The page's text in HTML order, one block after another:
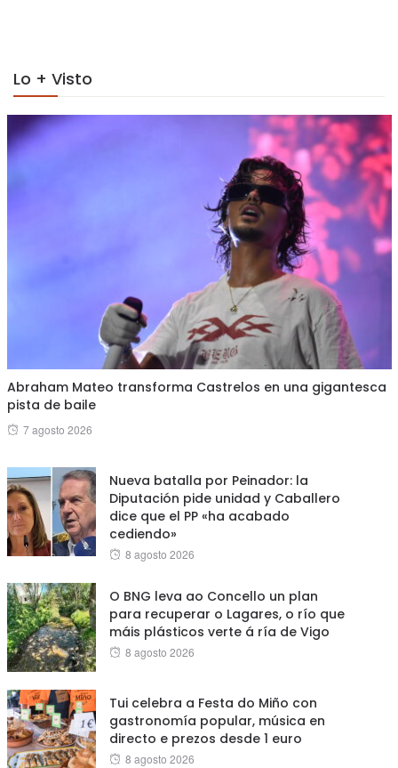
Lo + Visto
Abraham Mateo transforma Castrelos en una gigantesca
pista de baile
Posted
7 agosto 2026
Nueva batalla por Peinador: la
Diputación pide unidad y Caballero
dice que el PP «ha acabado
cediendo»
Posted
8 agosto 2026
O BNG leva ao Concello un plan
para recuperar o Lagares, o río que
máis plásticos verte á ría de Vigo
Posted
8 agosto 2026
Tui celebra a Festa do Miño con
gastronomía popular, música en
directo e prezos desde 1 euro
Posted
8 agosto 2026